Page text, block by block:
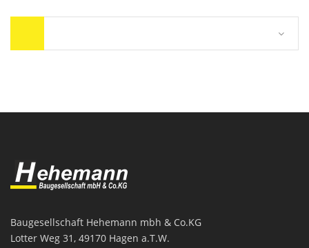
Baugesellschaft Hehemann mbh & Co.KG
Lotter Weg 31 , 49170 Hagen a.T.W.